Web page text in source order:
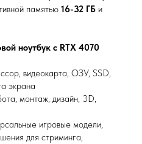
памятью 16-32 ГБ и
ноутбук с RTX 4070
видеокарта, ОЗУ, SSD,
экрана
монтаж, дизайн, 3D,
игровые модели,
для стриминга,